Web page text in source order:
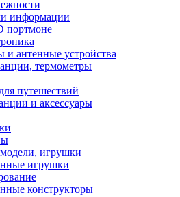
информации
портмоне
и антенные устройства
термометры
путешествий
и аксессуары
игрушки
игрушки
конструкторы